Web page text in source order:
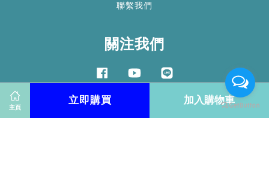
主頁
立即購買 加入購物車
聯繫我們
關注我們
FacebookYouTube
Visa MasterAmerican